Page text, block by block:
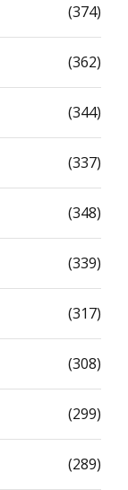
(374)
(362)
(344)
(337)
(348)
(339)
(317)
(308)
(299)
(289)